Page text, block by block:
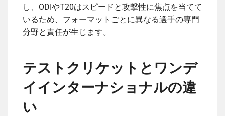
し、ODIやT20はスピードと攻撃性に焦点を当てて
いるため、フォーマットごとに異なる選手の専門
分野と責任が生じます。
テストクリケットとワンデ
イインターナショナルの違
い